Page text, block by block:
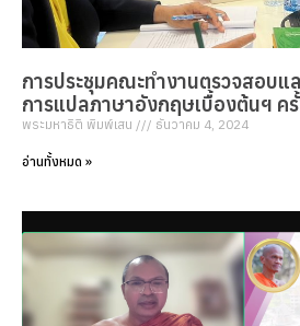
การประชุมคณะทำงานตรวจสอบแ
การแปลภาษาอังกฤษเบื้องต้นฯ
พระมหาธิติ พิมพ์เสน ธันวาคม 4, 2024
อ่านทั้งหมด »